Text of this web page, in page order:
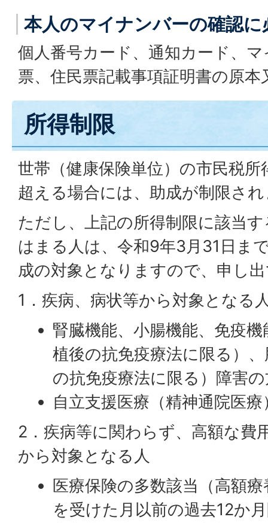
本人のマイナンバーの確認に
個人番号カード、通知カード、
票、住民票記載事項証明書の原
所得制限
世帯（健康保険単位）の市民税
超える場合には、助成が制限さ
ただし、上記の所得制限に該当
はまる人は、令和9年3月31日ま
成の対象となりますので、申し
1．疾病、病状等から対象となる
腎臓機能、小腸機能、免疫
植後の抗免疫療法に限る）
の抗免疫療法に限る）障害
自立支援医療（精神通院医
2．疾病等に関わらず、高額な費
から対象となる人
医療保険の多数該当（高額
を受けた月以前の過去12か